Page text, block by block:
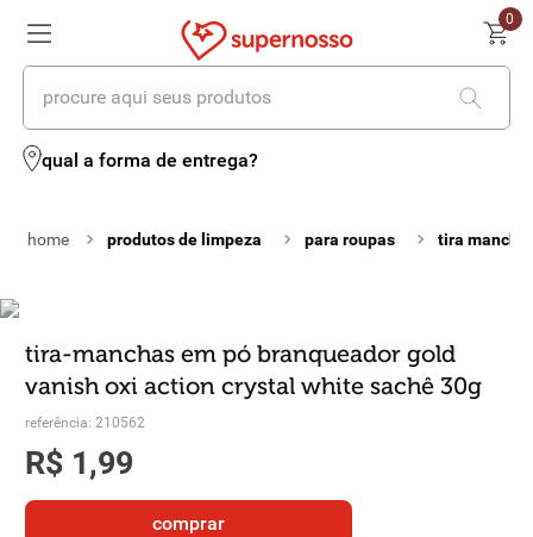
0
procure aqui seus produtos
qual a forma de entrega?
produtos de limpeza para roupas tira
tira-manchas em pó branqueador gold
vanish oxi action crystal white sachê 30g
referência: 210562
R$ 1,99
comprar
termos mais buscados
2º leite
4 iogurte
5 º vinhos
6 biscoito
7º queijo